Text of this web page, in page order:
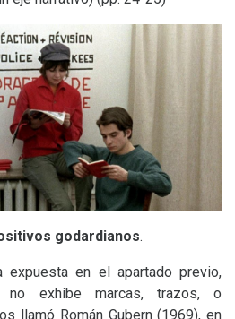
godardianos.
expuesta en el apartado previo,
no exhibe marcas, trazos, o
llamó Román Gubern (1969), en